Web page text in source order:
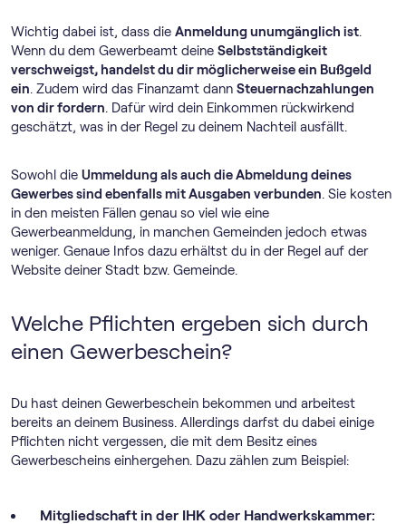
Wichtig dabei ist, dass die Anmeldung unumgänglich ist.
Wenn du dem Gewerbeamt deine Selbstständigkeit
verschweigst, handelst du dir möglicherweise ein Bußgeld
ein. Zudem wird das Finanzamt dann Steuernachzahlungen
von dir fordern. Dafür wird dein Einkommen rückwirkend
geschätzt, was in der Regel zu deinem Nachteil ausfällt.
Sowohl die Ummeldung als auch die Abmeldung deines
Gewerbes sind ebenfalls mit Ausgaben verbunden. Sie kosten
in den meisten Fällen genau so viel wie eine
Gewerbeanmeldung, in manchen Gemeinden jedoch etwas
weniger. Genaue Infos dazu erhältst du in der Regel auf der
Website deiner Stadt bzw. Gemeinde.
Welche Pflichten ergeben sich durch
einen Gewerbeschein?
Du hast deinen Gewerbeschein bekommen und arbeitest
bereits an deinem Business. Allerdings darfst du dabei einige
Pflichten nicht vergessen, die mit dem Besitz eines
Gewerbescheins einhergehen. Dazu zählen zum Beispiel:
Mitgliedschaft in der IHK oder Handwerkskammer: